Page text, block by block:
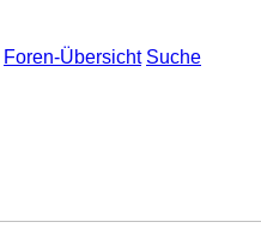
Foren-Übersicht Suche